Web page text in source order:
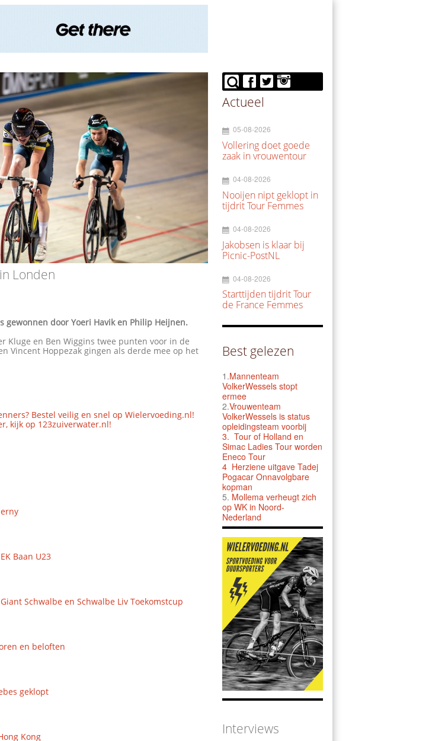
Londen
gewonnen door Yoeri Havik en Philip Heijnen.
Kluge en Ben Wiggins twee punten voor in de
Vincent Hoppezak gingen als derde mee op het
Bestel veilig en snel op Wielervoeding.nl!
kijk op 123zuiverwater.nl!
Baan U23
Schwalbe en Schwalbe Liv Toekomstcup
en beloften
geklopt
Kong
Actueel
05-08-2026
Vollering doet goede
zaak in vrouwentour
04-08-2026
Nooijen nipt geklopt in
tijdrit Tour Femmes
04-08-2026
Jakobsen is klaar bij
Picnic-PostNL
04-08-2026
Starttijden tijdrit Tour
de France Femmes
Best gelezen
1.Mannenteam
VolkerWessels stopt
ermee
2.Vrouwenteam
VolkerWessels is status
opleidingsteam voorbij
3. Tour of Holland en
Simac Ladies Tour worden
Eneco Tour
4 Herziene uitgave Tadej
Pogacar Onnavolgbare
kopman
5. Mollema verheugt zich
op WK in Noord-
Nederland
Interviews